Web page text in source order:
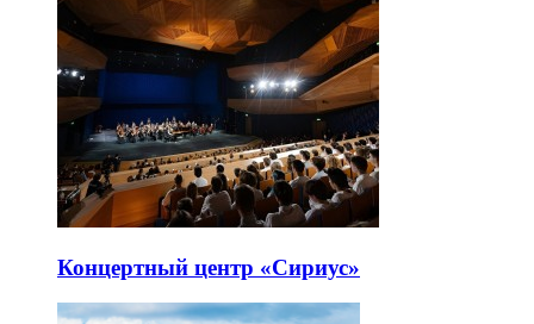
Концертный центр «Сириус»